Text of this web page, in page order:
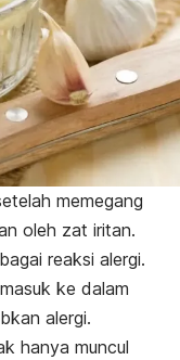
memegang
oleh zat iritan.
reaksi alergi.
ke dalam
alergi.
hanya muncul